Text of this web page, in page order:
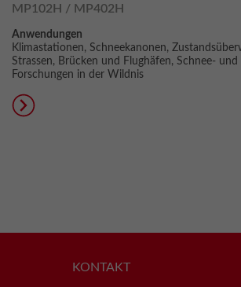
MP102H / MP402H
Anwendungen
Klimastationen, Schneekanonen,
Strassen, Brücken und Flughäfen, Schnee- und
Forschungen in der Wildnis
KONTAKT